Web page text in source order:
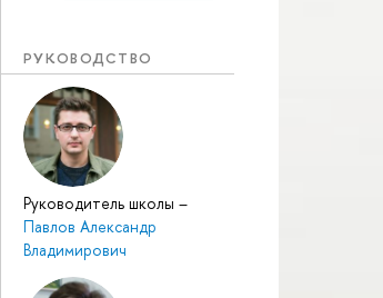
РУКОВОДСТВО
Руководитель школы –
Павлов Александр
Владимирович